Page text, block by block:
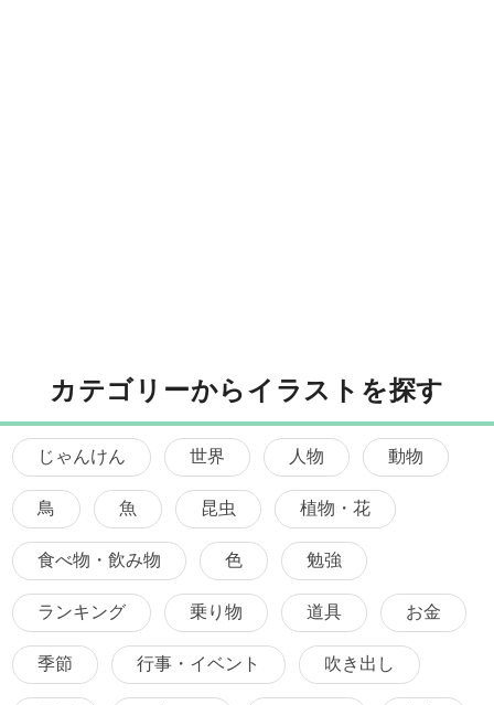
カテゴリーからイラストを探す
じゃんけん 世界 人物 動物
鳥 魚 昆虫 植物・花
食べ物・飲み物 色 勉強
ランキング 乗り物 道具 お金
季節 行事・イベント 吹き出し